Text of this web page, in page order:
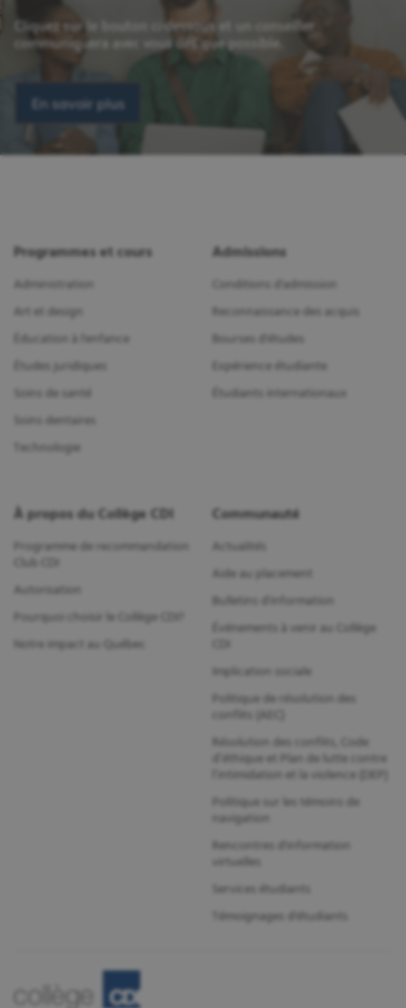
Cliquez sur le bouton ci-dessous et un conseiller
communiquera avec vous dès que possible.
En savoir plus
Programmes et cours
Administration
Art et design
Éducation à l'enfance
Études juridiques
Soins de santé
Soins dentaires
Technologie
Admissions
Conditions d'admission
Reconnaissance des acquis
Bourses d'études
Expérience étudiante
Étudiants internationaux
À propos du Collège CDI
Programme de recommandation
Club CDI
Autorisation
Pourquoi choisir le Collège CDI?
Notre impact au Québec
Communauté
Actualités
Aide au placement
Bulletins d'information
Événements à venir au Collège
CDI
Implication sociale
Politique de résolution des
conflits (AEC)
Résolution des conflits, Code
d’éthique et Plan de lutte contre
l’intimidation et la violence (DEP)
Politique sur les témoins de
navigation
Rencontres d'information
virtuelles
Services étudiants
Témoignages d'étudiants